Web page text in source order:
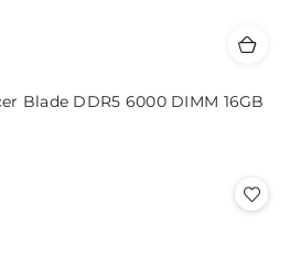
Blade DDR5 6000 DIMM 16GB